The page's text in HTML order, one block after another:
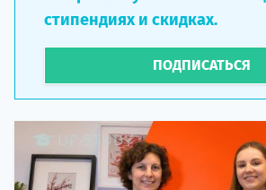
стипендиях и скидках.
ПОДПИСАТЬСЯ